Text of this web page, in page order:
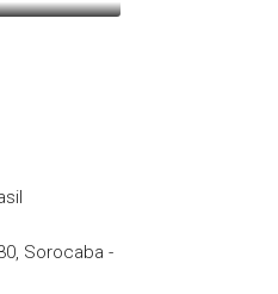
Sorocaba -